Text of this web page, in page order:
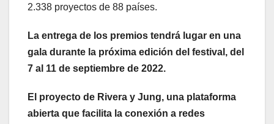
2.338 proyectos de 88 países.
La entrega de los premios tendrá lugar en una
gala durante la próxima edición del festival, del
7 al 11 de septiembre de 2022.
El proyecto de Rivera y Jung, una plataforma
abierta que facilita la conexión a redes